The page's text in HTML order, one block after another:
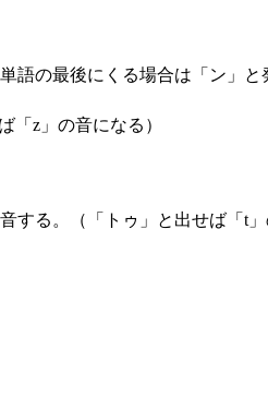
語の最後にくる場合は「ン」と
「z」の音になる）
する。（「トゥ」と出せば「t」